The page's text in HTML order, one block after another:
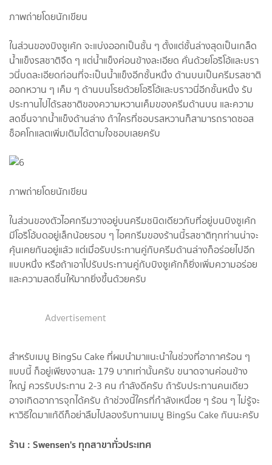
ภาพถ่ายโดยนักเขียน
ในส่วนของบิงซูเค้ก จะแบ่งออกเป็นชั้น ๆ ตั้งแต่ชั้นล่างสุดเป็นเกล็ด
น้ำแข็งรสชาติจืด ๆ แต่น้ำแข็งค่อนข้างละเอียด คั่นด้วยโอริโอ้และบรา
วนี่บดละเอียดก่อนที่จะเป็นน้ำแข็งอีกชั้นหนึ่ง ด้านบนเป็นครีมรสชาติ
ออกหวาน ๆ เค็ม ๆ ด้านบนโรยด้วยโอริโอ้และบราวนี่อีกชั้นหนึ่ง รับ
ประทานไปได้รสชาติของความหวานเค็มของครีมด้านบน และความ
สดชื่นจากน้ำแข็งด้านล่าง ถ้าใครที่ชอบรสหวานก็สามารถราดซอส
ช็อคโกแลตเพิ่มเติมได้ตามใจชอบเลยครับ
ภาพถ่ายโดยนักเขียน
ในส่วนของตัวไอศกรีมวางอยู่บนครีมชนิดเดียวกับที่อยู่บนบิงซูเค้ก
มีโอริโอ้บดอยู่เล็กน้อยรอบ ๆ ไอศกรีมของร้านนี้รสชาติทุกท่านน่าจะ
คุ้นเคยกันอยู่แล้ว แต่เมื่อรับประทานคู่กับครีมด้านล่างก็อร่อยไปอีก
แบบหนึ่ง หรือถ้าเอาไปรับประทานคู่กับบิงซูเค้กก็ยิ่งเพิ่มความอร่อย
และความสดชื่นให้มากยิ่งขึ้นด้วยครับ
Advertisement
สำหรับเมนู BingSu Cake ที่ผมนำมาแนะนำในช่วงที่อากาศร้อน ๆ
แบบนี้ ก็อยู่เพียงจานละ 179 บาทเท่านั้นครับ ขนาดจานค่อนข้าง
ใหญ่ ควรรับประทาน 2-3 คน กำลังดีครับ ถ้ารับประทานคนเดียว
อาจเกิดอาการจุกได้ครับ ถ้าช่วงนี้ใครที่กำลังเหนื่อย ๆ ร้อน ๆ ไม่รู้จะ
หาวิธีใดมาแก้ดีก็อย่าลืมไปลองรับทานเมนู BingSu Cake กันนะครับ
ร้าน : Swensen's ทุกสาขาทั่วประเทศ